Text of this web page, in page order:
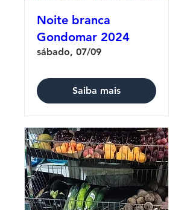
Noite branca
Gondomar 2024
sábado, 07/09
Saiba mais